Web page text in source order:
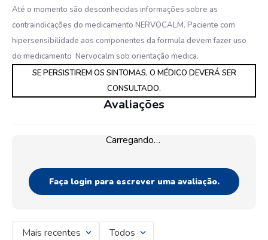
Até o momento são desconhecidas informações sobre as
contraindicações do medicamento NERVOCALM. Paciente com
hipersensibilidade aos componentes da formula devem fazer uso
do medicamento Nervocalm sob orientação medica.
SE PERSISTIREM OS SINTOMAS, O MÉDICO DEVERÁ SER
CONSULTADO.
Avaliações
Carregando…
Faça login para escrever uma avaliação.
Mais recentes Todos